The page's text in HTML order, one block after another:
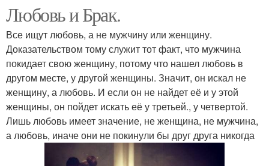
Любовь и Брак.
Все ищут любовь, а не мужчину или женщину.
Доказательством тому служит тот факт, что мужчина
покидает свою женщину, потому что нашел любовь в
другом месте, у другой женщины. Значит, он искал не
женщину, а любовь. И если он не найдет её и у этой
женщины, он пойдет искать её у третьей., у четвертой.
Лишь любовь имеет значение, не женщина, не мужчина,
а любовь, иначе они не покинули бы друг друга никогда